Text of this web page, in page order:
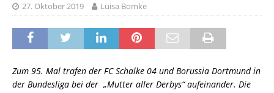
27. Oktober 2019 Luisa Bomke
Zum 95. Mal trafen der FC Schalke 04 und Borussia Dortmund in
der Bundesliga bei der „Mutter aller Derbys“ aufeinander. Die